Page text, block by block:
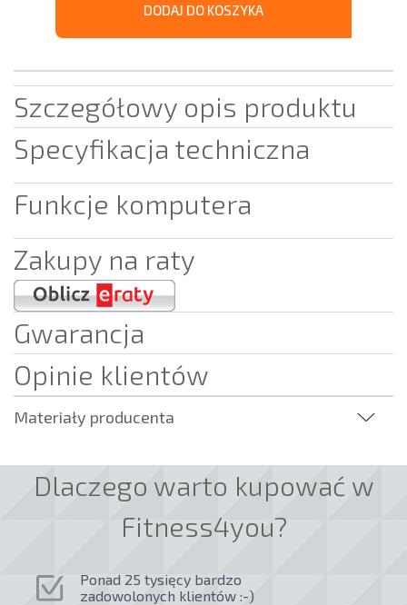
DODAJ DO KOSZYKA
Szczegółowy opis produktu
Specyfikacja techniczna
Funkcje komputera
Zakupy na raty
Gwarancja
Opinie klientów
Materiały producenta
Dlaczego warto kupować w
Fitness4you?
Ponad 25 tysięcy bardzo
zadowolonych klientów :-)